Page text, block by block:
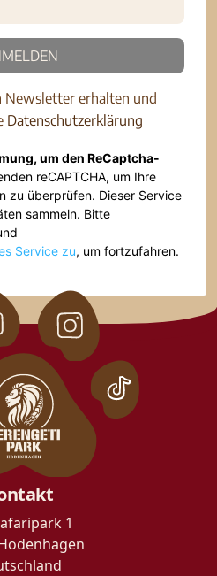
Newsletter erhalten und
Datenschutzerklärung
um den ReCaptcha-
reCAPTCHA, um Ihre
zu überprüfen. Dieser Service
sammeln. Bitte
Service zu, um fortzufahren.
1